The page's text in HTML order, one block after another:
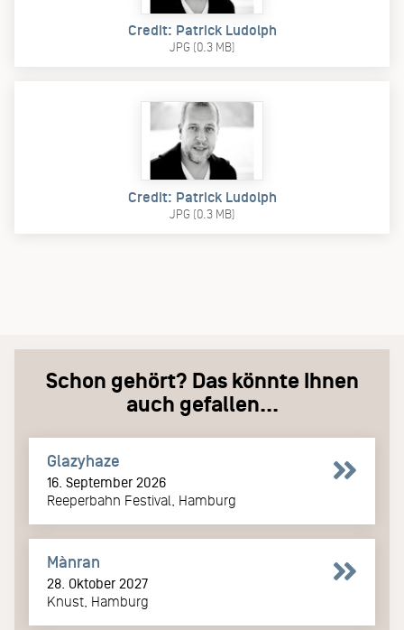
Credit: Patrick Ludolph
JPG (0.3 MB)
Credit: Patrick Ludolph
JPG (0.3 MB)
Schon gehört? Das könnte Ihnen
auch gefallen...
Glazyhaze
16. September 2026
Reeperbahn Festival, Hamburg
Mànran
28. Oktober 2027
Knust, Hamburg